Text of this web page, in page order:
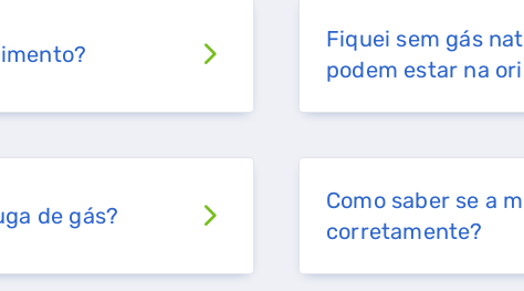
Fiquei sem gás
podem estar na
de gás?
Como saber se a
corretamente?